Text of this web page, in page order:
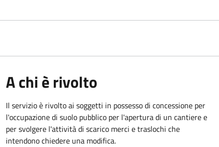
A chi è rivolto
Il servizio è rivolto ai soggetti in possesso di concessione per
l'occupazione di suolo pubblico per l'apertura di un cantiere e
per svolgere l'attività di scarico merci e traslochi che
intendono chiedere una modifica.